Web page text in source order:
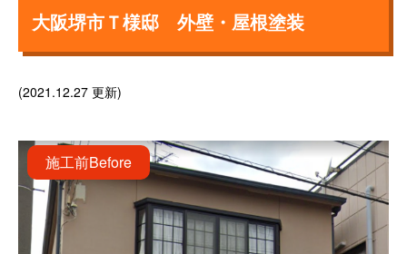
大阪堺市Ｔ様邸 外壁・屋根塗装
(2021.12.27 更新)
施工前Before